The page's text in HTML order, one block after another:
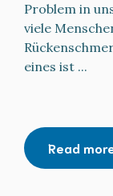
Problem in
viele
eines ist ...
Read